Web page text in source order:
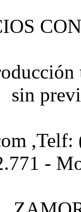
sin
-